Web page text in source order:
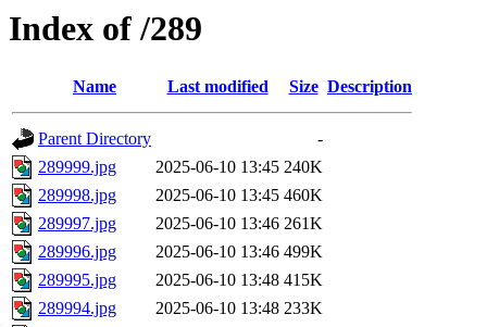
Index of /289
Name Last modified Size Description
Parent Directory
-
289999.jpg
2025-06-10 13:45 240K
289998.jpg
2025-06-10 13:45 460K
289997.jpg
2025-06-10 13:46 261K
289996.jpg
2025-06-10 13:46 499K
289995.jpg
2025-06-10 13:48 415K
289994.jpg
2025-06-10 13:48 233K